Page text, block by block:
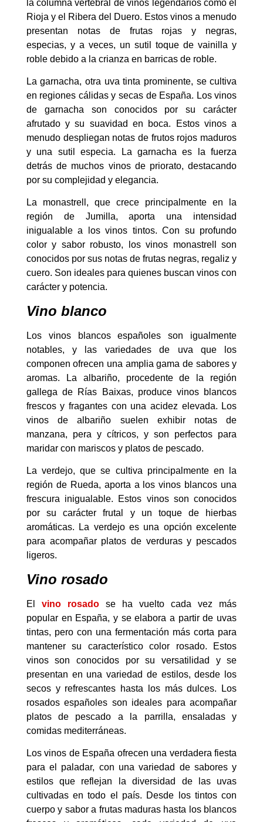
la columna vertebral de vinos legendarios como el
Rioja y el Ribera del Duero. Estos vinos a menudo
presentan notas de frutas rojas y negras,
especias, y a veces, un sutil toque de vainilla y
roble debido a la crianza en barricas de roble.
La garnacha, otra uva tinta prominente, se cultiva
en regiones cálidas y secas de España. Los vinos
de garnacha son conocidos por su carácter
afrutado y su suavidad en boca. Estos vinos a
menudo despliegan notas de frutos rojos maduros
y una sutil especia. La garnacha es la fuerza
detrás de muchos vinos de priorato, destacando
por su complejidad y elegancia.
La monastrell, que crece principalmente en la
región de Jumilla, aporta una intensidad
inigualable a los vinos tintos. Con su profundo
color y sabor robusto, los vinos monastrell son
conocidos por sus notas de frutas negras, regaliz y
cuero. Son ideales para quienes buscan vinos con
carácter y potencia.
Vino blanco
Los vinos blancos españoles son igualmente
notables, y las variedades de uva que los
componen ofrecen una amplia gama de sabores y
aromas. La albariño, procedente de la región
gallega de Rías Baixas, produce vinos blancos
frescos y fragantes con una acidez elevada. Los
vinos de albariño suelen exhibir notas de
manzana, pera y cítricos, y son perfectos para
maridar con mariscos y platos de pescado.
La verdejo, que se cultiva principalmente en la
región de Rueda, aporta a los vinos blancos una
frescura inigualable. Estos vinos son conocidos
por su carácter frutal y un toque de hierbas
aromáticas. La verdejo es una opción excelente
para acompañar platos de verduras y pescados
ligeros.
Vino rosado
El vino rosadose ha vuelto cada vez más
popular en España, y se elabora a partir de uvas
tintas, pero con una fermentación más corta para
mantener su característico color rosado. Estos
vinos son conocidos por su versatilidad y se
presentan en una variedad de estilos, desde los
secos y refrescantes hasta los más dulces. Los
rosados españoles son ideales para acompañar
platos de pescado a la parrilla, ensaladas y
comidas mediterráneas.
Los vinos de España ofrecen una verdadera fiesta
para el paladar, con una variedad de sabores y
estilos que reflejan la diversidad de las uvas
cultivadas en todo el país. Desde los tintos con
cuerpo y sabor a frutas maduras hasta los blancos